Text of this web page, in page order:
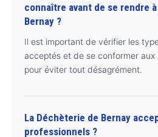
connaître avant de se rendre
Bernay ?
Il est important de vérifier les
acceptés et de se conformer
pour éviter tout désagrément.
La Déchèterie de Bernay
professionnels ?